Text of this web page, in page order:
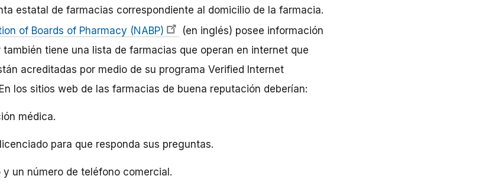
estatal de farmacias correspondiente al domicilio de la farmacia.
of Boards of Pharmacy (NABP)
(en inglés) posee información
tiene una lista de farmacias que operan en internet que
acreditadas por medio de su programa Verified Internet
los sitios web de las farmacias de buena reputación deberían:
médica.
para que responda sus preguntas.
un número de teléfono comercial.